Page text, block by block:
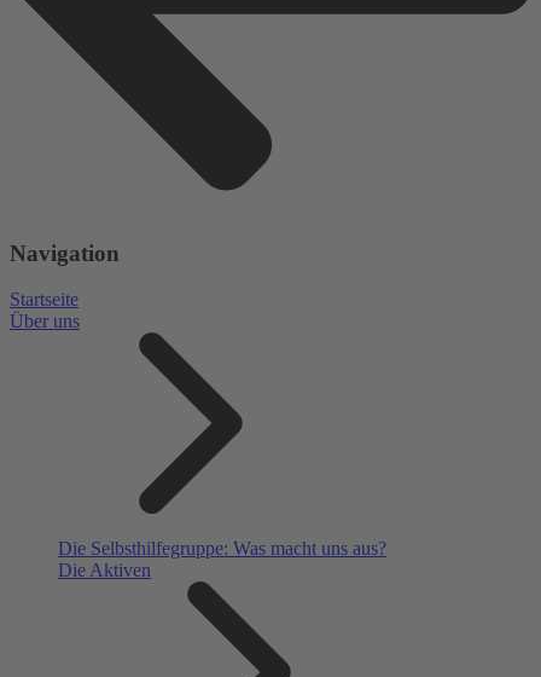
Navigation
Startseite
Über uns
Die Selbsthilfegruppe: Was macht uns aus?
Die Aktiven